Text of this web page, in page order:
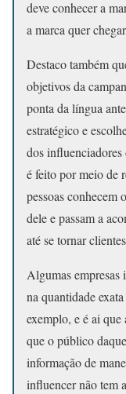
deve conhecer a
a marca quer
Destaco também
objetivos da
ponta da língua
estratégico e
dos
é feito por meio de
pessoas conhecem
dele e passam a
até se tornar
Algumas empresas
na quantidade
exemplo, e é ai que
que o público
informação de
influencer não tem